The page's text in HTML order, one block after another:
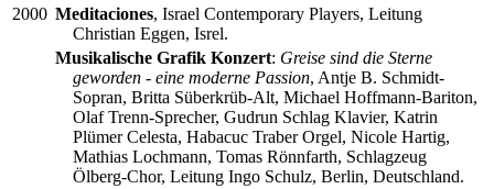
2000 Meditaciones, Israel Contemporary Players, Leitung
Christian Eggen, Isrel.
Musikalische Grafik Konzert: Greise sind die Sterne
geworden - eine moderne Passion, Antje B. Schmidt-
Sopran, Britta Süberkrüb-Alt, Michael Hoffmann-Bariton,
Olaf Trenn-Sprecher, Gudrun Schlag Klavier, Katrin
Plümer Celesta, Habacuc Traber Orgel, Nicole Hartig,
Mathias Lochmann, Tomas Rönnfarth, Schlagzeug
Ölberg-Chor, Leitung Ingo Schulz, Berlin, Deutschland.